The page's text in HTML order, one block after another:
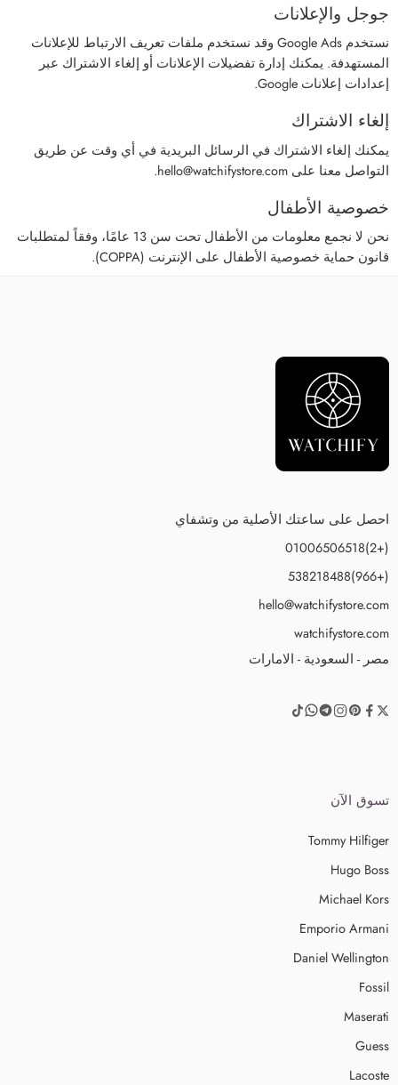
جوجل والإعلانات
نستخدم Google Ads وقد نستخدم ملفات تعريف الارتباط للإعلانات
المستهدفة. يمكنك إدارة تفضيلات الإعلانات أو إلغاء الاشتراك عبر
إعدادات إعلانات Google.
إلغاء الاشتراك
يمكنك إلغاء الاشتراك في الرسائل البريدية في أي وقت عن طريق
التواصل معنا على hello@watchifystore.com
.
خصوصية الأطفال
نحن لا نجمع معلومات من الأطفال تحت سن 13 عامًا، وفقاً لمتطلبات
قانون حماية خصوصية الأطفال على الإنترنت (COPPA).
احصل على ساعتك الأصلية من وتشفاي
(+2)01006506518
(+966)538218488
hello@watchifystore.com
watchifystore.com
مصر - السعودية - الامارات
تسوق الآن
Tommy Hilfiger
Hugo Boss
Michael Kors
Emporio Armani
Daniel Wellington
Fossil
Maserati
Guess
Lacoste